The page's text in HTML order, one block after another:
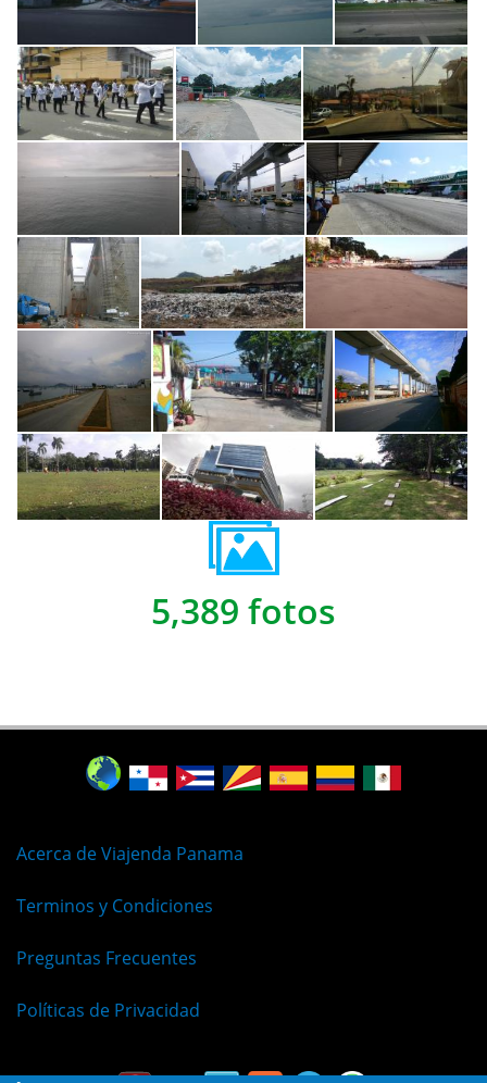
5,389 fotos
Acerca de Viajenda Panama
Terminos y Condiciones
Preguntas Frecuentes
Políticas de Privacidad